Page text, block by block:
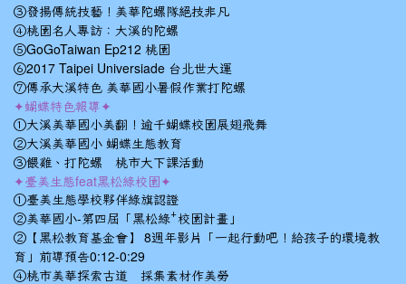
③發揚傳統技藝！美華陀螺隊絕技非凡
④桃園名人專訪：大溪的陀螺
⑤GoGoTaiwan Ep212 桃園
⑥2017 Taipei Universiade 台北世大運
⑦傳承大溪特色 美華國小暑假作業打陀螺
✦蝴蝶特色報導✦
①大溪美華國小美翻！逾千蝴蝶校園展翅飛舞
②大溪美華國小 蝴蝶生態教育
③餵雞、打陀螺 桃市大下課活動
✦臺美生態feat黑松綠校園✦
①臺美生態學校夥伴綠旗認證
②美華國小-第四屆「黑松綠⁺校園計畫」
②【黑松教育基金會】 8週年影片「一起行動吧！給孩子的環境教
育」前導預告0:12-0:29
④桃市美華探索古道 採集素材作美勞